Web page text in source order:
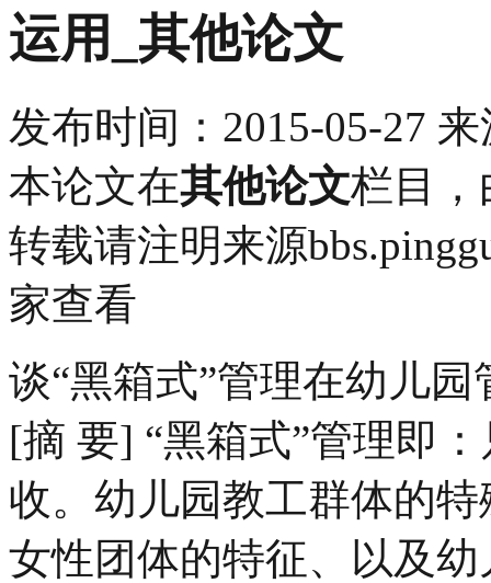
运用_其他论文
发布时间： 2015-05-27 来
本论文在其他论文栏目，
转载请注明来源
家查看
谈“黑箱式”管理在幼儿
[摘 要] “黑箱式”管理即
收。幼儿园教工群体的
女性团体的特征、以及